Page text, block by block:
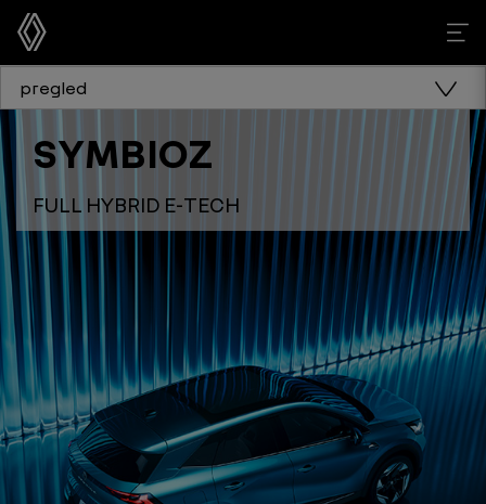
pregled
SYMBIOZ
FULL HYBRID E-TECH